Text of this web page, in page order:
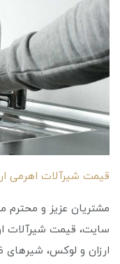
قیمت شیرآلات اهرمی
مشتریان عزیز و محترم
سایت، قیمت شیرآلات
ارزان و لوکس، شیرهای